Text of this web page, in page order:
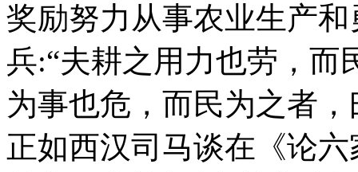
奖励努力从事农业生产
兵:“夫耕之用力也劳，而
为事也危，而民为之者
正如西汉司马谈在《论